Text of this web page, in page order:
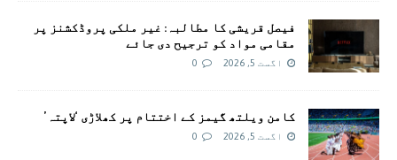
فیصل قریشی کا مطالبہ: غیر ملکی پروڈکشنز پر
مقامی مواد کو ترجیح دی جائے
اگست 5, 2026 0
کامن ویلتھ گیمز کے اختتام پر کھلاڑی ‘لاپتہ’
اگست 5, 2026 0